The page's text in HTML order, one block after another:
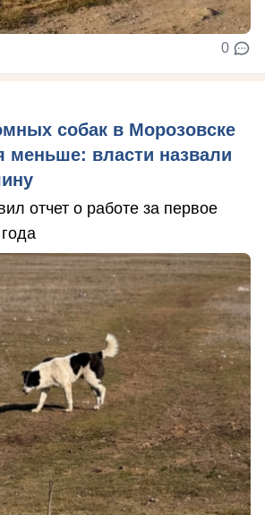
0
собак в Морозовске
меньше: власти назвали
отчет о работе за первое